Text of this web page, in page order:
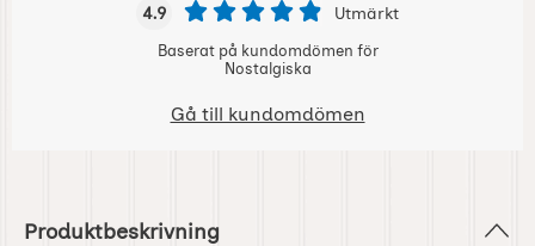
4.9 Utmärkt
Baserat på kundomdömen för
Nostalgiska
Gå till kundomdömen
Produktbeskrivning